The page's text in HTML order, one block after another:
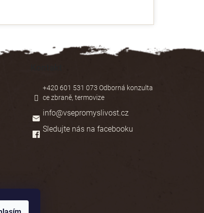
info@vsepromyslivost.cz
+420 601 531 073 Odborná konzulta
ce zbraně, termovize
Sledujte nás na facebooku